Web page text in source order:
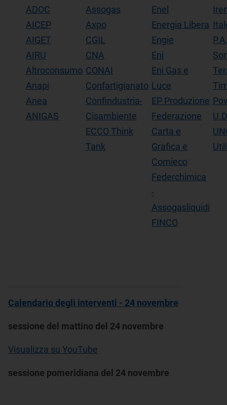
ADOC
AICEP
AIGET
AIRU
Altroconsumo
Anapi
Anea
ANIGAS
Assogas
Axpo
CGIL
CNA
CONAI
Confartigianato
Confindustria-
Cisambiente
ECCO Think
Tank
Enel
Energia Libera
Engie
Eni
Eni Gas e
Luce
EP Produzione
Federazione
Carta e
Grafica e
Comieco
Federchimica
-
Assogasliquidi
FINCO
Calendario degli interventi - 24 novembre
sessione del mattino del 24 novembre
Visualizza su YouTube
sessione pomeridiana del 24 novembre